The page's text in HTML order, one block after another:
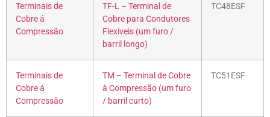
Terminais de
Cobre á
Compressão
TF-L – Terminal de
Cobre para Condutores
Flexíveis (um furo /
barril longo)
TC48ESF
Terminais de
Cobre á
Compressão
TM – Terminal de Cobre
à Compressão (um furo
/ barril curto)
TC51ESF